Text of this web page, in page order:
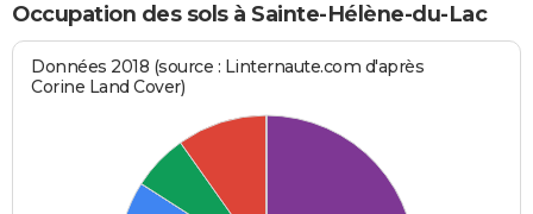
Occupation des sols à Sainte-Hélène-du-Lac
Données 2018 (source : Linternaute.com d'après
Corine Land Cover)